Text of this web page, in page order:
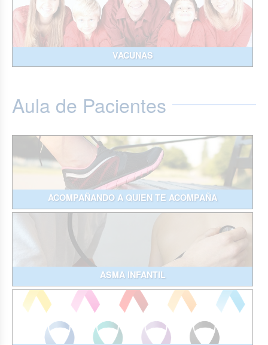
VACUNAS
Aula de Pacientes
ACOMPAÑANDO A QUIEN TE ACOMPAÑA
ASMA INFANTIL